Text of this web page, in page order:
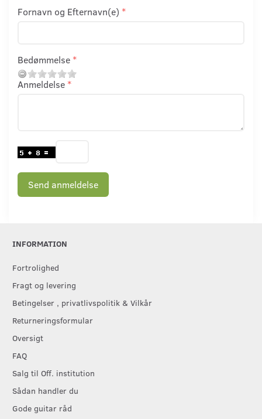
Fornavn og Efternavn(e)
Bedømmelse
Anmeldelse
Send anmeldelse
INFORMATION
Fortrolighed
Fragt og levering
Betingelser , privatlivspolitik & Vilkår
Returneringsformular
Oversigt
FAQ
Salg til Off. institution
Sådan handler du
Gode guitar råd